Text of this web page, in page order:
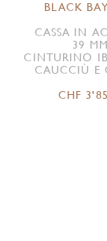
BLACK
CASSA IN
39 MM
CINTURINO
CAUCCIÙ E
CHF